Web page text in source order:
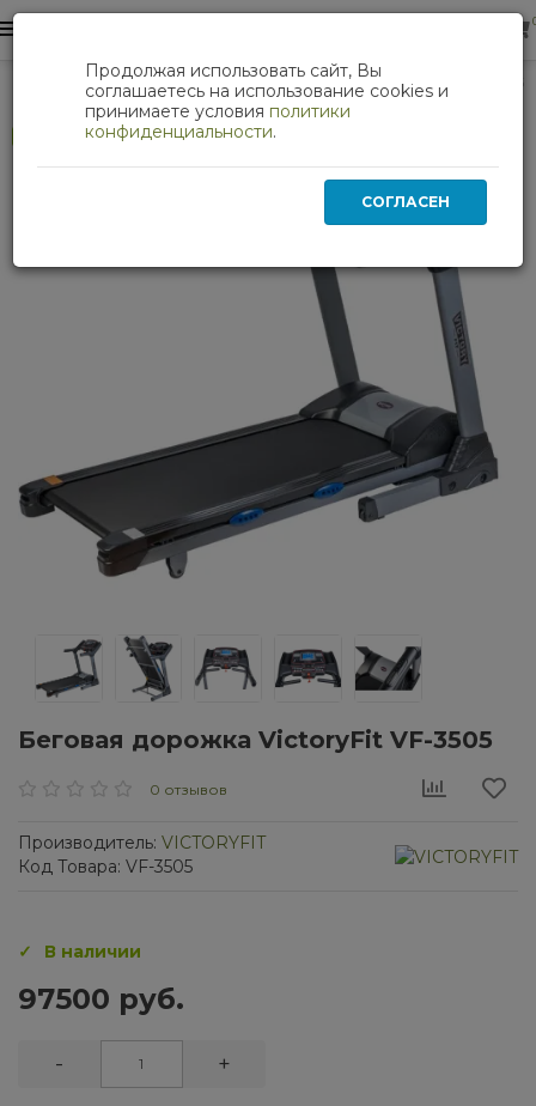
Кардиотренажеры Беговая дорожка VictoryFit VF-3505
Беговая дорожка VictoryFit VF-3505
0 отзывов
Производитель: VICTORYFIT
Код Товара: VF-3505
В наличии
97500 руб.
- +
Продолжая использовать сайт, Вы
соглашаетесь на использование cookies и
принимаете условия политики
конфиденциальности.
СОГЛАСЕН